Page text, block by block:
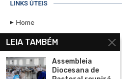
LINKS ÚTEIS
Home
Assinar
Contato
Política de Privacidade
LEIA TAMBÉM
Assembleia
Diocesana de